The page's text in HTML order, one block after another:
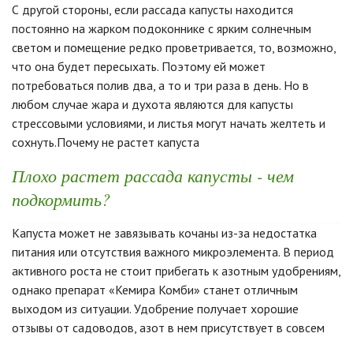
С другой стороны, если рассада капусты находится
постоянно на жарком подоконнике с ярким солнечным
светом и помещение редко проветривается, то, возможно,
что она будет пересыхать. Поэтому ей может
потребоваться полив два, а то и три раза в день. Но в
любом случае жара и духота являются для капусты
стрессовыми условиями, и листья могут начать желтеть и
сохнуть.Почему не растет капуста
Плохо растет рассада капусты - чем
подкормить?
Капуста может не завязывать кочаны из-за недостатка
питания или отсутствия важного микроэлемента. В период
активного роста не стоит прибегать к азотным удобрениям,
однако препарат «Кемира Комби» станет отличным
выходом из ситуации. Удобрение получает хорошие
отзывы от садоводов, азот в нем присутствует в совсем